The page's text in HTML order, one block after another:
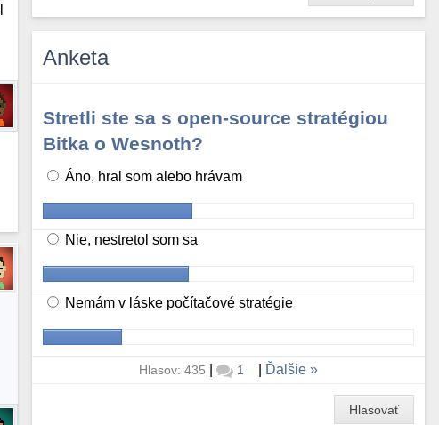
Anketa
Stretli ste sa s open-source stratégiou
Bitka o Wesnoth?
Áno, hral som alebo hrávam
Nie, nestretol som sa
Nemám v láske počítačové stratégie
Hlasov: 435 | 1 Ďalšie
Hlasovať